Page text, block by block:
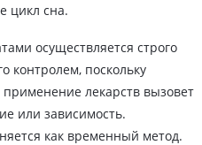
цикл сна.
осуществляется строго
контролем, поскольку
лекарств вызовет
или зависимость.
как временный метод.